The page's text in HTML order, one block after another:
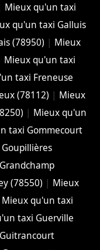
Mieux qu'un taxi
qu'un taxi Galluis
(78950) | Mieux
Mieux qu'un taxi
taxi Freneuse
(78112) | Mieux
| Mieux qu'un
taxi Gommecourt
(78550) | Mieux
Mieux qu'un taxi
taxi Guerville